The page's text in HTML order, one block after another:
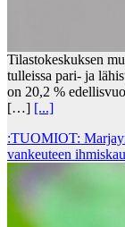
Tilastokeskuksen
tulleissa pari- ja
on 20,2 %
[…] [...]
:TUOMIOT:
vankeuteen